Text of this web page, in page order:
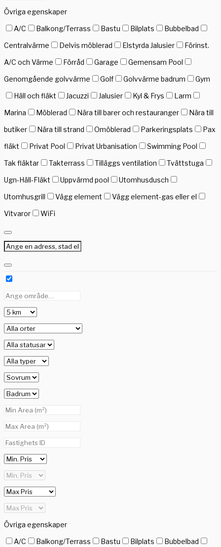
Övriga egenskaper
A/C
Balkong/Terrass Bastu Bilplats
Bubbelbad
Centralvärme
Delvis möblerad Elstyrda Jalusier
Förinst.
A/C och Värme
Förråd Garage
Gemensam Pool
Genomgående golvvärme
Golf Golvvärme badrum
Gym
Häll och fläkt
Jacuzzi Jalusier Kyl & Frys
Larm
Marina
Möblerad Nära till barer och restauranger
Nära till
butiker
Nära till strand Omöblerad Parkeringsplats
Pax
fläkt
Privat Pool Privat Urbanisation
Swimming Pool
Tak fläktar
Takterrass Tilläggs ventilation
Tvättstuga
Ugn-Häll-Fläkt
Uppvärmd pool
Utomhusdusch
Utomhusgrill
Vägg element
Vägg element-gas eller el
Vitvaror
WiFi
Övriga egenskaper
A/C
Balkong/Terrass Bastu Bilplats
Bubbelbad